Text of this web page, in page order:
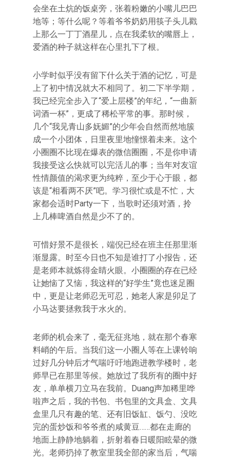
会坐在土炕的饭桌旁，张着粉嫩的小嘴儿巴巴
地等；等什么呢？等着爷爷奶奶用筷子头儿戳
上那么一丁丁酒星儿，点在我柔软的嘴唇上，
爱酒的种子就这样在心里扎下了根。
小学时似乎没有留下什么关于酒的记忆，可是
上了初中情况就大不相同了。初二下半学期，
我已经完全步入了“爱上层楼”的年纪，“一曲新
词酒一杯”，更成了稀松平常的事。那时候，
几个“我见青山多妩媚”的少年会自然而然地簇
成一个小团体，日里夜里地憧憬着未来。这个
小圈圈不比现在爆表的微信圈圈，不是你申请
我接受这么快就可以完活儿的事；当年对友谊
性情颜值的渴求更为纯粹，至少于心于眼，都
该是“相看两不厌”吧。学习很忙或是不忙，大
家都会适时Party一下，当歌时还须对酒，拎
上几棒啤酒自然是少不了的。
可惜好景不是很长，端倪已经在班主任那里渐
渐显露。时至今日也不知是谁打了小报告，还
是老师本就炼得金睛火眼。小圈圈的存在已经
让她恼了又恼，我这样的“好学生”竟也迷足圈
中，更是让老师忍无可忍，她老人家是卯足了
小马达要拯救我于水火的。
老师的机会来了，毫无征兆地，就在那个春寒
料峭的午后。当我们这一小圈人等在上课铃响
过好几分钟后才气喘吁吁地跑进教学楼时，老
师早已在那里等候。她放过了我所有的圈中好
友，单单横刀立马在我前。Duang声加稀里哗
啦声之后，我的书包、书包里的文具盒、文具
盒里几只有趣的笔、还有旧饭缸、饭勺、没吃
完的蛋炒饭和爷爷煮的咸黄豆……都在走廊的
地面上静静地躺着，折射着春日暖阳眩晕的微
光。老师扔掉了教室里我全部的家当后，气喘